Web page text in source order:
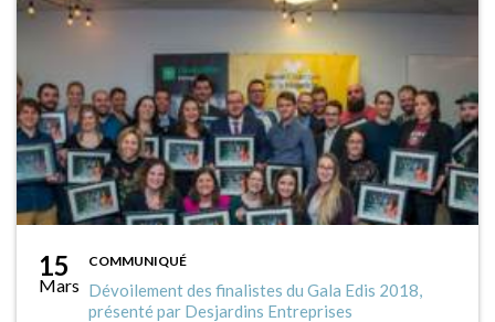
15
Mars
COMMUNIQUÉ
Dévoilement des finalistes du Gala Edis 2018,
présenté par Desjardins Entreprises